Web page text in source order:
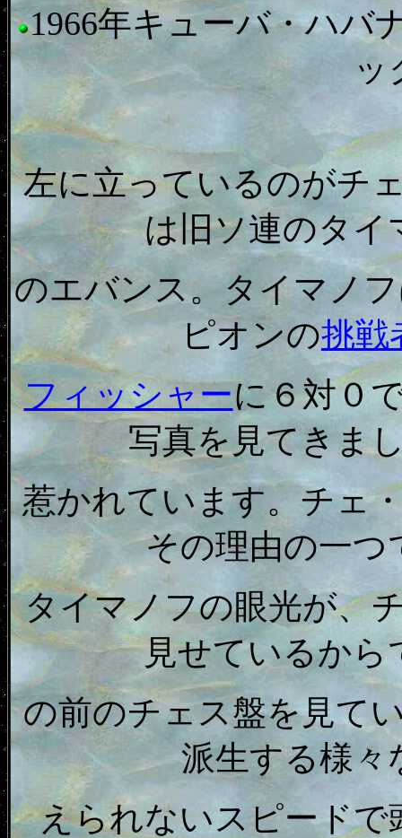
1966年キューバ・ハバ
ッ
左に立っているのがチ
は旧ソ連のタイ
のエバンス。タイマノ
ピオンの挑戦
フィッシャーに６対０
写真を見てきま
惹かれています。チェ
その理由の一つ
タイマノフの眼光が、
見せているから
の前のチェス盤を見て
派生する様々
えられないスピード